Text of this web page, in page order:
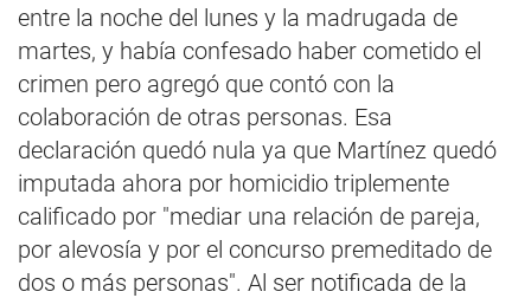
entre la noche del lunes y la madrugada de
martes, y había confesado haber cometido el
crimen pero agregó que contó con la
colaboración de otras personas. Esa
declaración quedó nula ya que Martínez quedó
imputada ahora por homicidio triplemente
calificado por "mediar una relación de pareja,
por alevosía y por el concurso premeditado de
dos o más personas". Al ser notificada de la